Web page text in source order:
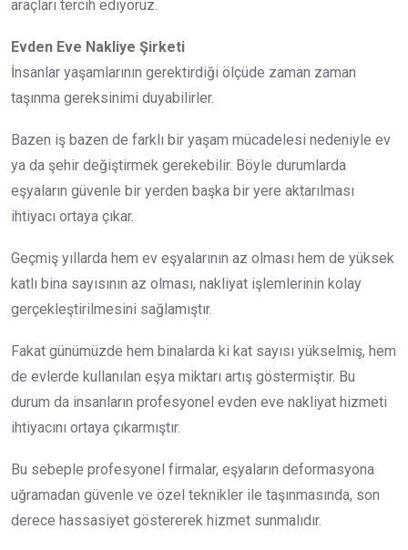
araçları tercih ediyoruz.
Evden Eve Nakliye Şirketi
İnsanlar yaşamlarının gerektirdiği ölçüde zaman zaman
taşınma gereksinimi duyabilirler.
Bazen iş bazen de farklı bir yaşam mücadelesi nedeniyle ev
ya da şehir değiştirmek gerekebilir. Böyle durumlarda
eşyaların güvenle bir yerden başka bir yere aktarılması
ihtiyacı ortaya çıkar.
Geçmiş yıllarda hem ev eşyalarının az olması hem de yüksek
katlı bina sayısının az olması, nakliyat işlemlerinin kolay
gerçekleştirilmesini sağlamıştır.
Fakat günümüzde hem binalarda ki kat sayısı yükselmiş, hem
de evlerde kullanılan eşya miktarı artış göstermiştir. Bu
durum da insanların profesyonel evden eve nakliyat hizmeti
ihtiyacını ortaya çıkarmıştır.
Bu sebeple profesyonel firmalar, eşyaların deformasyona
uğramadan güvenle ve özel teknikler ile taşınmasında, son
derece hassasiyet göstererek hizmet sunmalıdır.